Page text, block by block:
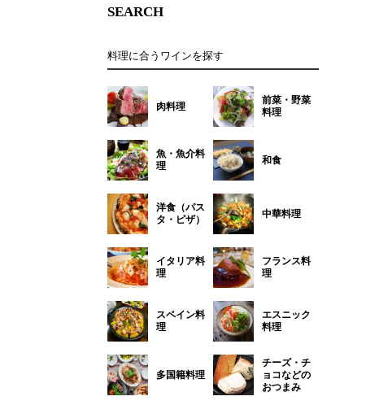
SEARCH
料理に合うワインを探す
肉料理
前菜・野菜
料理
魚・魚介料
理
和食
洋食（パス
タ・ピザ）
中華料理
イタリア料
理
フランス料
理
スペイン料
理
エスニック
料理
多国籍料理
チーズ・チ
ョコなどの
おつまみ